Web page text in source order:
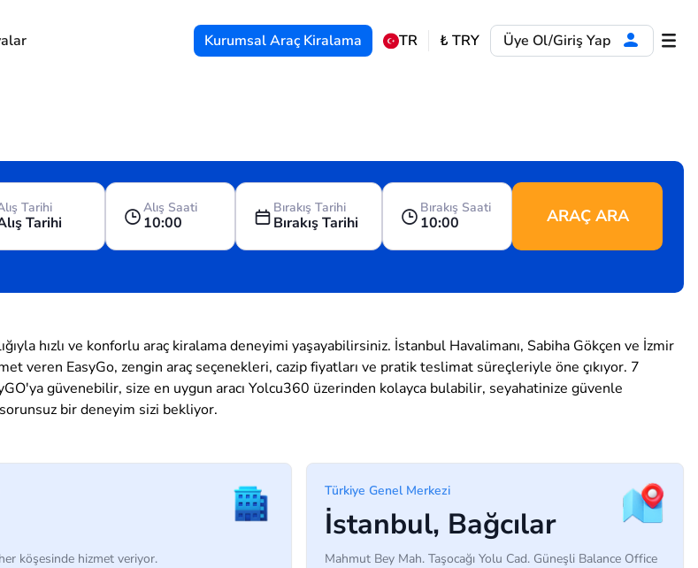
Kurumsal Araç Kiralama TR ₺ TRY Üye Ol/Giriş Yap
Tarihi
Tarihi
Alış Saati
10:00
Bırakış Tarihi
Bırakış Tarihi
Bırakış Saati
10:00 ARAÇ ARA
hızlı ve konforlu araç kiralama deneyimi yaşayabilirsiniz. İstanbul Havalimanı, Sabiha Gökçen ve İzmir
veren EasyGo, zengin araç seçenekleri, cazip fiyatları ve pratik teslimat süreçleriyle öne çıkıyor. 7
güvenebilir, size en uygun aracı Yolcu360 üzerinden kolayca bulabilir, seyahatinize güvenle
bir deneyim sizi bekliyor.
köşesinde hizmet veriyor.
Türkiye Genel Merkezi
İstanbul, Bağcılar
Mahmut Bey Mah. Taşocağı Yolu Cad. Güneşli Balance Office